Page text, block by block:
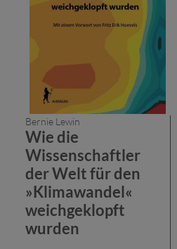
Bernie Lewin
Wie die
Wissenschaftler
der Welt für den
»Klimawandel«
weichgeklopft
wurden